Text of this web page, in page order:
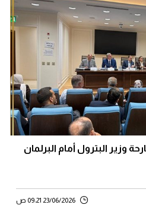
وزير البترول أمام البرلمان
23/06/2026 09:21 ص